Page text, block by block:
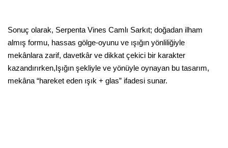
Sonuç olarak, Serpenta Vines Camlı Sarkıt; doğadan ilham
almış formu, hassas gölge-oyunu ve ışığın yönliliğiyle
mekânlara zarif, davetkâr ve dikkat çekici bir karakter
kazandırırken,Işığın şekliyle ve yönüyle oynayan bu tasarım,
mekâna “hareket eden ışık + glas” ifadesi sunar.